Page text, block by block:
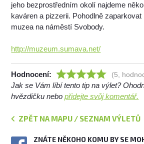
jeho bezprostředním okolí najdeme
kaváren a pizzerii. Pohodlně zaparkovat
muzea na náměstí Svobody.
http://muzeum.sumava.net/
Hodnocení: (5,
Jak se Vám líbí tento tip na výlet?
hvězdičku nebopřidejte svůj komentář.
ZPĚT NA MAPU / SEZNAM VÝLETŮ
ZNÁTE NĚKOHO KOMU BY SE